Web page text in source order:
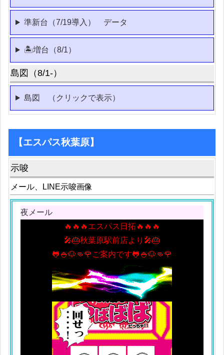
準新台（7/19導入） データ
🏝増台（8/1）
島図（8/1-）
島図 （クリックで表示）
【エスパス秋葉原】
示唆
メール、LINE示唆画像
夜メール
🔥🔥🔥エスパス日拓🔥🔥🔥
🎤🎂秋葉原駅前店より🎤🎂
🐸🍚🐶👊🌹ご案内です🐸🍚🐶👊🌹